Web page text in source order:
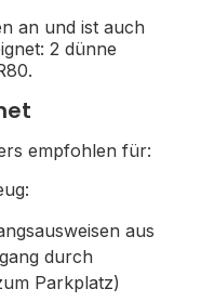
an und ist auch
2 dünne
empfohlen für:
aus
durch
Parkplatz)